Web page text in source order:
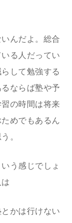
んだよ。総合
る人だってい
して勉強する
ならば塾や予
の時間は将来
めでもあるん
。
う感じでしょ
かは行けない